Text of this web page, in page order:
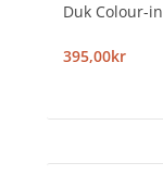
Duk Colour-in
395,00kr